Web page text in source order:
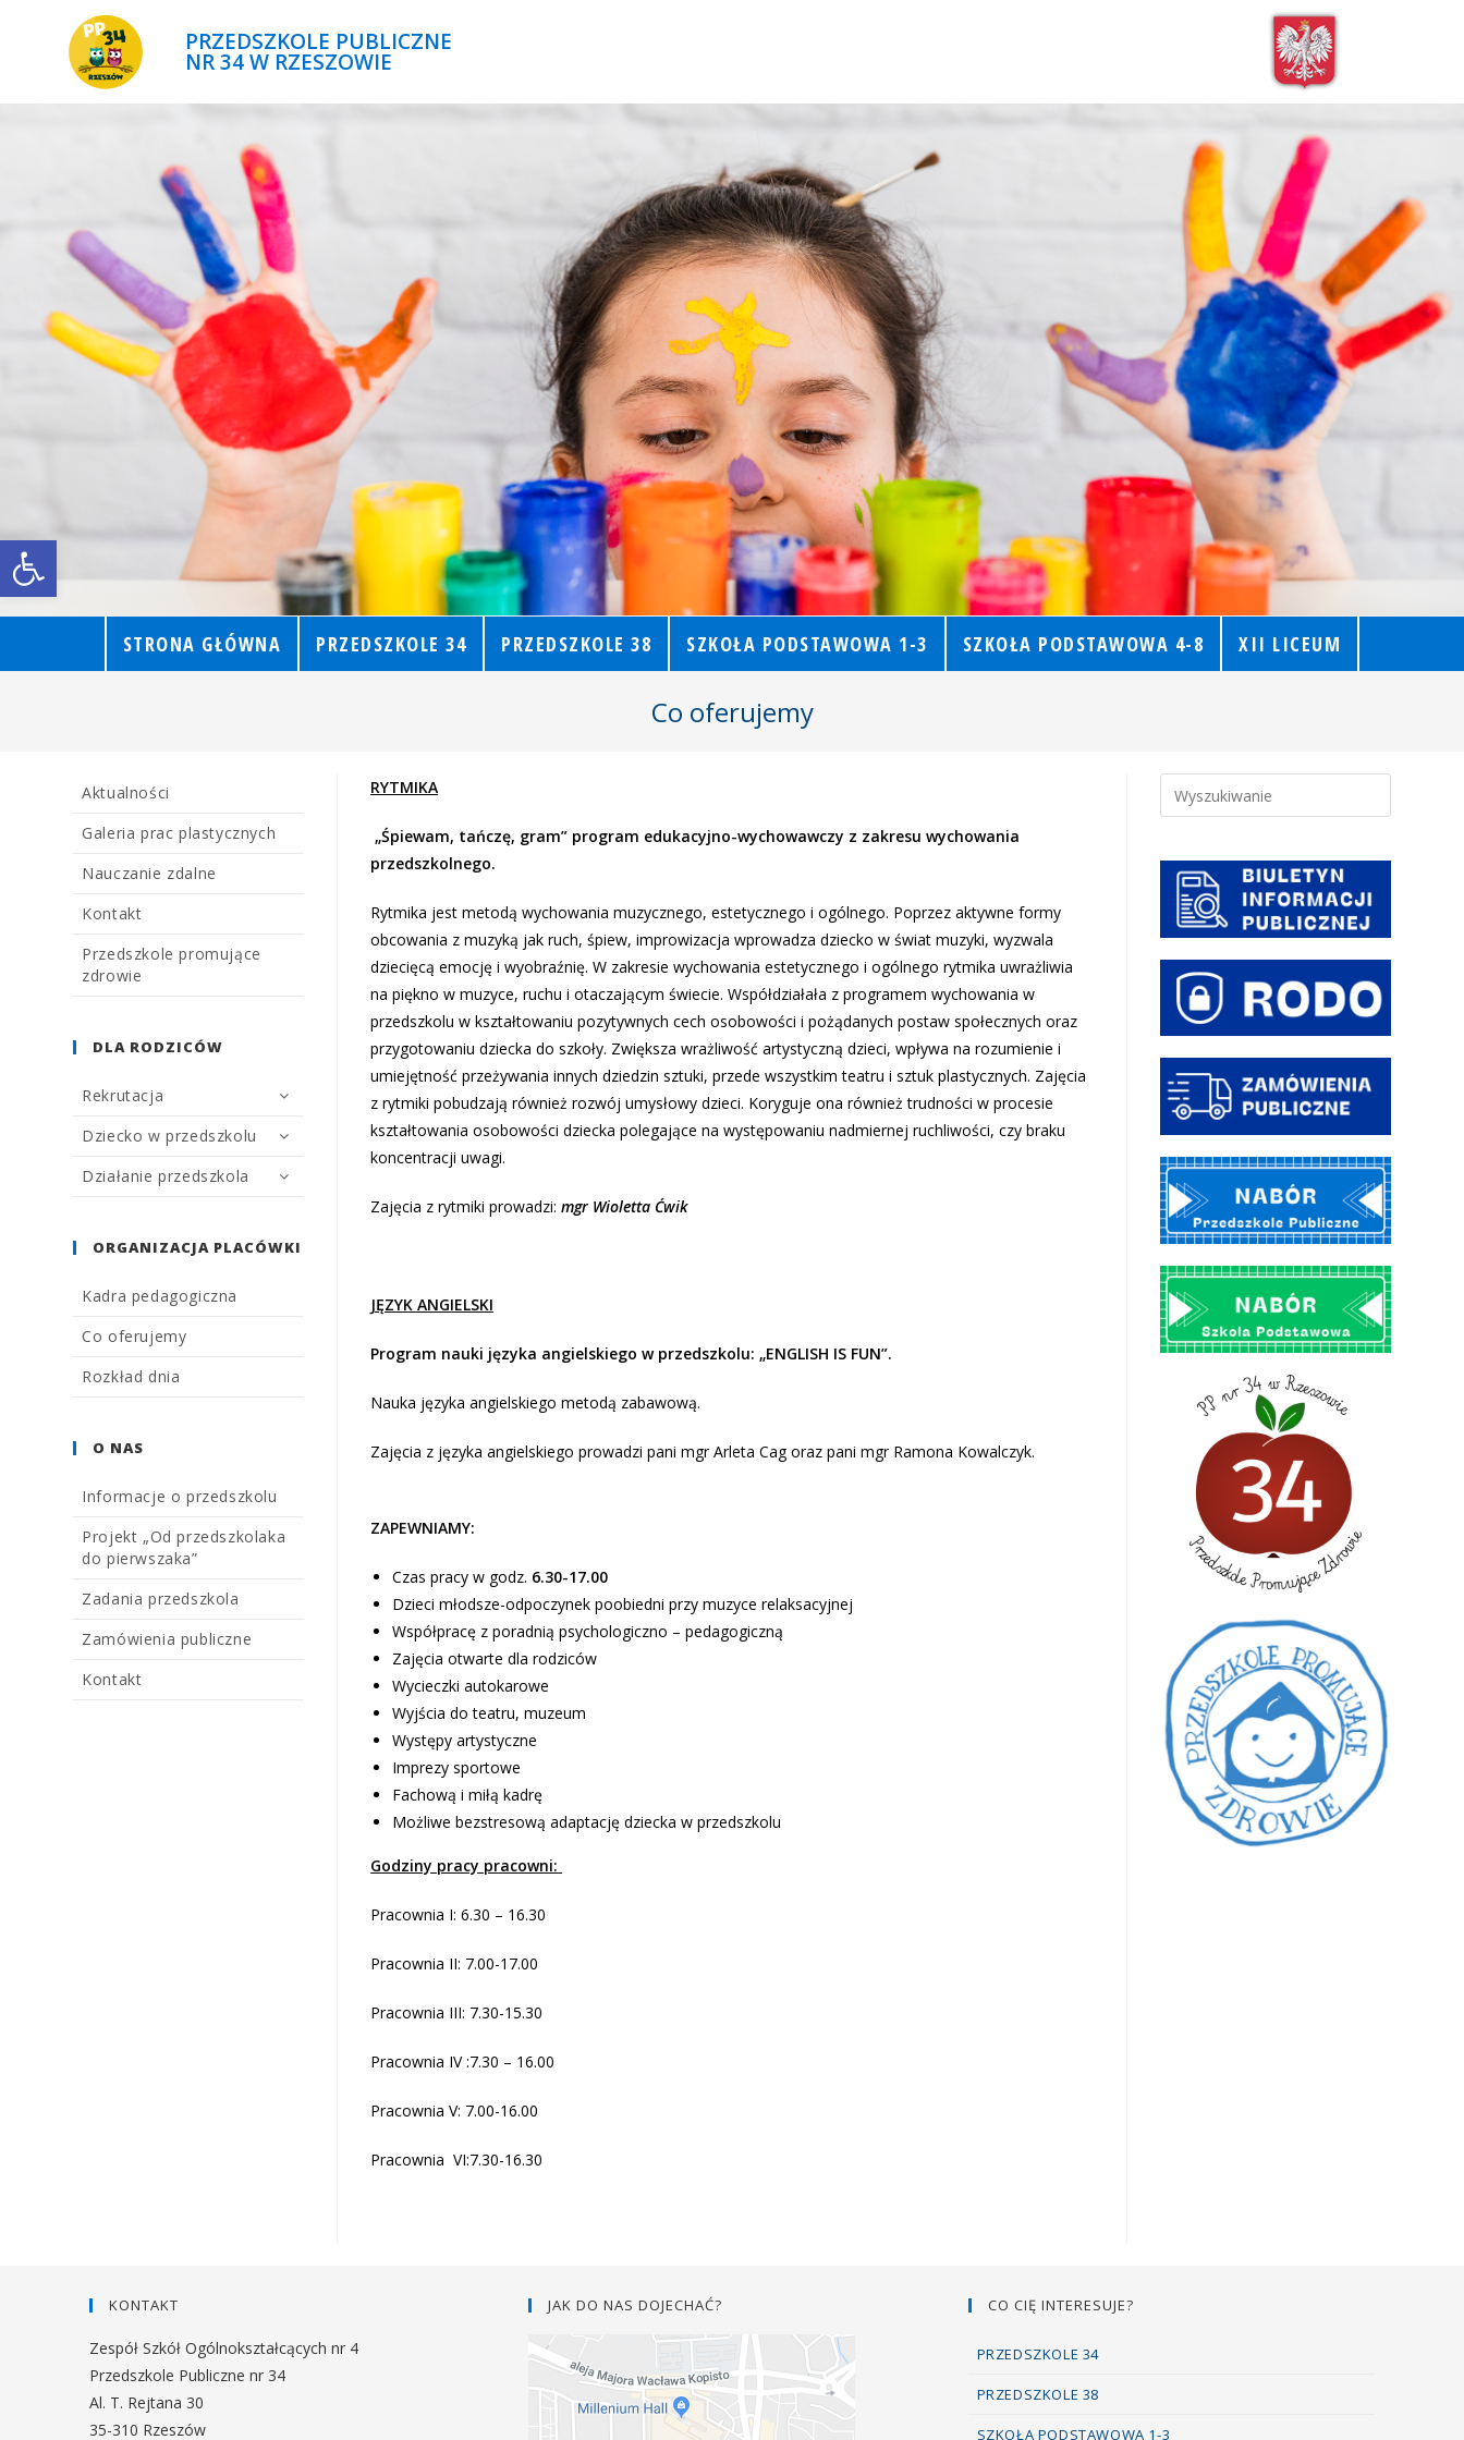
Open toolbar
PRZEDSZKOLE PUBLICZNE
NR 34 W RZESZOWIE
STRONA GŁÓWNA PRZEDSZKOLE 34 PRZEDSZKOLE 38 SZKOŁA PODSTAWOWA 1-3 SZKOŁA PODSTAWOWA 4-8 XII LICEUM
Co oferujemy
RYTMIKA
„Śpiewam, tańczę, gram” program edukacyjno-wychowawczy z zakresu wychowania
przedszkolnego.
Rytmika jest metodą wychowania muzycznego, estetycznego i ogólnego. Poprzez aktywne formy
obcowania z muzyką jak ruch, śpiew, improwizacja wprowadza dziecko w świat muzyki, wyzwala
dziecięcą emocję i wyobraźnię. W zakresie wychowania estetycznego i ogólnego rytmika uwrażliwia
na piękno w muzyce, ruchu i otaczającym świecie. Współdziałała z programem wychowania w
przedszkolu w kształtowaniu pozytywnych cech osobowości i pożądanych postaw społecznych oraz
przygotowaniu dziecka do szkoły. Zwiększa wrażliwość artystyczną dzieci, wpływa na rozumienie i
umiejętność przeżywania innych dziedzin sztuki, przede wszystkim teatru i sztuk plastycznych. Zajęcia
z rytmiki pobudzają również rozwój umysłowy dzieci. Koryguje ona również trudności w procesie
kształtowania osobowości dziecka polegające na występowaniu nadmiernej ruchliwości, czy braku
koncentracji uwagi.
Zajęcia z rytmiki prowadzi:mgr Wioletta Ćwik
JĘZYK ANGIELSKI
Program nauki języka angielskiego w przedszkolu: „ENGLISH IS FUN”.
Nauka języka angielskiego metodą zabawową.
Zajęcia z języka angielskiego prowadzi pani mgr Arleta Cag oraz pani mgr Ramona Kowalczyk.
ZAPEWNIAMY:
Czas pracy w godz. 6.30-17.00
Dzieci młodsze-odpoczynek poobiedni przy muzyce relaksacyjnej
Współpracę z poradnią psychologiczno – pedagogiczną
Zajęcia otwarte dla rodziców
Wycieczki autokarowe
Wyjścia do teatru, muzeum
Występy artystyczne
Imprezy sportowe
Fachową i miłą kadrę
Możliwe bezstresową adaptację dziecka w przedszkolu
Godziny pracy pracowni:
Pracownia I: 6.30 – 16.30
Pracownia II: 7.00-17.00
Pracownia III: 7.30-15.30
Pracownia IV :7.30 – 16.00
Pracownia V: 7.00-16.00
Pracownia VI:7.30-16.30
Aktualności
Galeria prac plastycznych
Nauczanie zdalne
Kontakt
Przedszkole promujące
zdrowie
DLA RODZICÓW
Rekrutacja
Dziecko w przedszkolu
Działanie przedszkola
ORGANIZACJA PLACÓWKI
Kadra pedagogiczna
Co oferujemy
Rozkład dnia
O NAS
Informacje o przedszkolu
Projekt „Od przedszkolaka
do pierwszaka”
Zadania przedszkola
Zamówienia publiczne
Kontakt
KONTAKT
Zespół Szkół Ogólnokształcących nr 4
Przedszkole Publiczne nr 34
Al. T. Rejtana 30
35-310 Rzeszów
JAK DO NAS DOJECHAĆ? CO CIĘ INTERESUJE?
PRZEDSZKOLE 34
PRZEDSZKOLE 38
SZKOŁA PODSTAWOWA 1-3